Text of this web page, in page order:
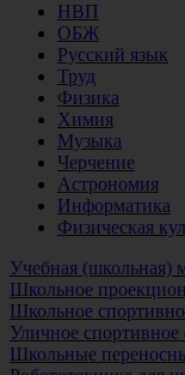
НВП
ОБЖ
Русский язык
Труд
Физика
Химия
Музыка
Черчение
Астрономия
Информатика
Физическая
Учебная (школьная)
Школьное
Школьное
Уличное
Школьные